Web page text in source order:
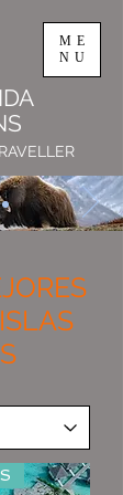
ME
NU